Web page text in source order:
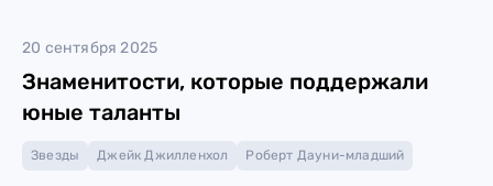
20 сентября 2025
Знаменитости, которые поддержали
юные таланты
Звезды Джейк Джилленхол Роберт Дауни-младший